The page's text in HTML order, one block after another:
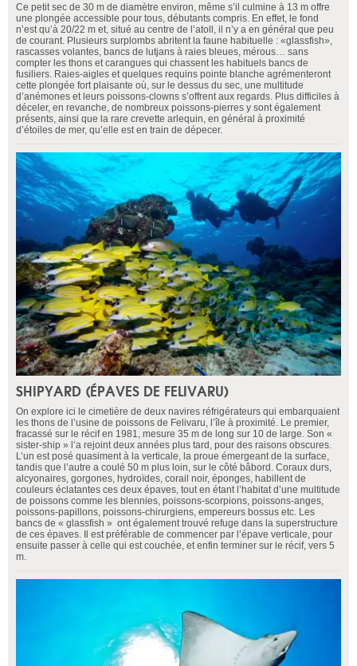
Ce petit sec de 30 m de diamètre environ, même s’il culmine à 13 m offre
une plongée accessible pour tous, débutants compris. En effet, le fond
n’est qu’à 20/22 m et, situé au centre de l’atoll, il n’y a en général que peu
de courant. Plusieurs surplombs abritent la faune habituelle : «glassfish»,
rascasses volantes, bancs de lutjans à raies bleues, mérous… sans
compter les thons et carangues qui chassent les habituels bancs de
fusiliers. Raies-aigles et quelques requins pointe blanche agrémenteront
cette plongée fort plaisante où, sur le dessus du sec, une multitude
d’anémones et leurs poissons-clowns s’offrent aux regards. Plus difficiles à
déceler, en revanche, de nombreux poissons-pierres y sont également
présents, ainsi que la rare crevette arlequin, en général à proximité
d’étoiles de mer, qu’elle est en train de dépecer.
SHIPYARD (ÉPAVES DE FELIVARU)
On explore ici le cimetière de deux navires réfrigérateurs qui embarquaient
les thons de l’usine de poissons de Felivaru, l’île à proximité. Le premier,
fracassé sur le récif en 1981, mesure 35 m de long sur 10 de large. Son «
sister-ship » l’a rejoint deux années plus tard, pour des raisons obscures.
L’un est posé quasiment à la verticale, la proue émergeant de la surface,
tandis que l’autre a coulé 50 m plus loin, sur le côté bâbord. Coraux durs,
alcyonaires, gorgones, hydroïdes, corail noir, éponges, habillent de
couleurs éclatantes ces deux épaves, tout en étant l’habitat d’une multitude
de poissons comme les blennies, poissons-scorpions, poissons-anges,
poissons-papillons, poissons-chirurgiens, empereurs bossus etc. Les
bancs de « glassfish » ont également trouvé refuge dans la superstructure
de ces épaves. Il est préférable de commencer par l’épave verticale, pour
ensuite passer à celle qui est couchée, et enfin terminer sur le récif, vers 5
m.